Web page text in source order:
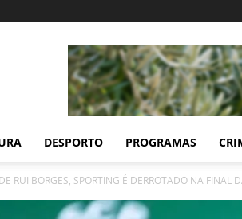
DESPORTO PROGRAMAS
RUI BORGES, SPORTING É DERROTADO NA FINAL